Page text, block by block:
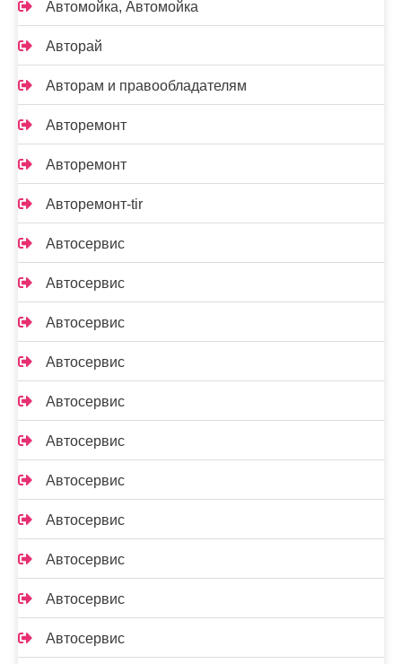
Автомойка, Автомойка
Авторай
Авторам и правообладателям
Авторемонт
Авторемонт
Авторемонт-tir
Автосервис
Автосервис
Автосервис
Автосервис
Автосервис
Автосервис
Автосервис
Автосервис
Автосервис
Автосервис
Автосервис